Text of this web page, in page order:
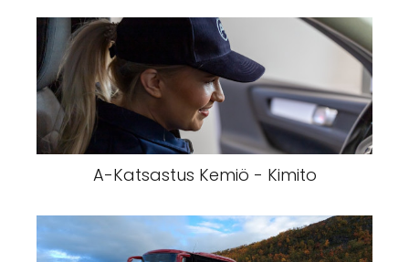
A-Katsastus Kemiö - Kimito